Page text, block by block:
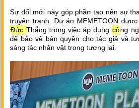
Sự đổi mới này góp phần tạo nên sự
truyện tranh. Dự án MEMETOON
Đức Thắng trong việc áp dụng công
để bảo vệ bản quyền cho tác giả và
sáng tác nhân vật trong tương lai.